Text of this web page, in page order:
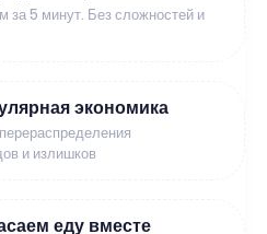
за 5 минут. Без сложностей и
экономика
и излишков
еду вместе